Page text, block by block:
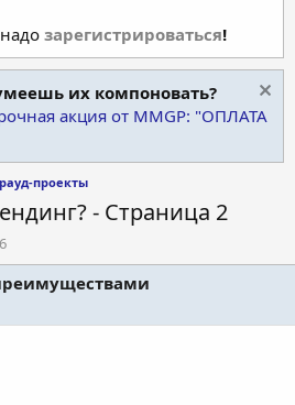
зарегистрироваться!
их компоновать?
акция от MMGP: "ОПЛАТА
проекты
- Страница 2